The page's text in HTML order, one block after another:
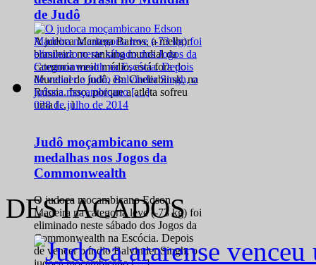
de Judô
A judoca Mariana Barros, a melhor
brasileira no ranking mundial da
categoria meio médio, está fora do
Mundial de judô, em Cheliabinsk, na
Rússia. Isso, porque a atleta sofreu
uma […]
028 de julho de 2014
Judô moçambicano sem
medalhas nos Jogos da
Commonwealth
O judoca moçambicano Edson
Madeira na categoria leve (-73 kg) foi
eliminado neste sábado dos Jogos da
Commonwealth na Escócia. Depois
de vencer o índio Balvinder Singh, o
DESTACADOS